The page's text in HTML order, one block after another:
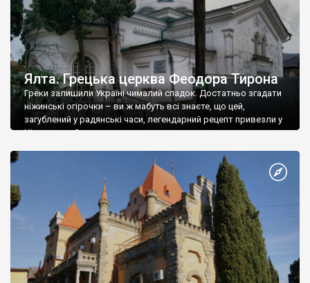
Ялта. Грецька церква Феодора Тирона
Греки залишили Україні чималий спадок. Достатньо згадати
ніжинські огірочки – ви ж мабуть всі знаєте, що цей,
загублений у радянські часи, легендарний рецепт привезли у
Ніжин греки?